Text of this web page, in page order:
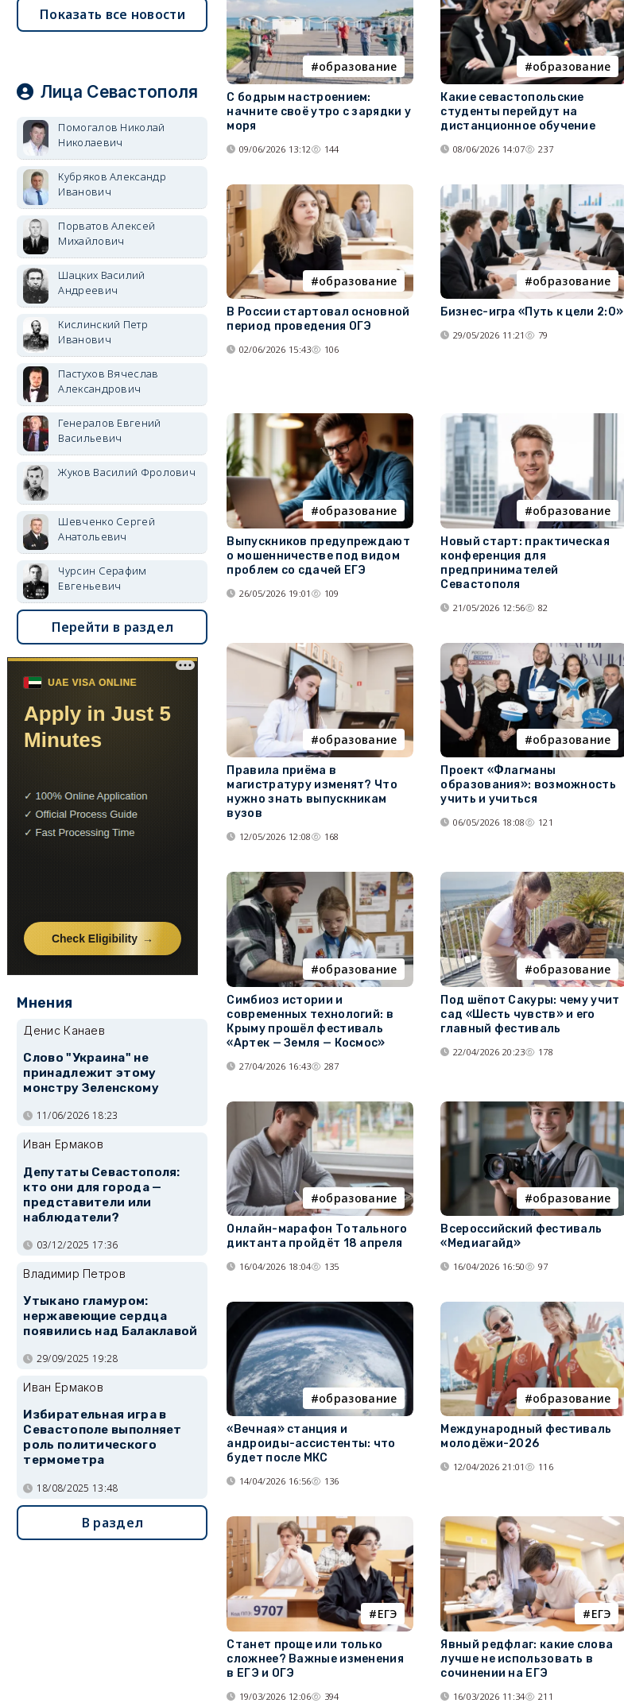
образование
С бодрым настроением:
начните своё утро с зарядки у
моря
09/06/2026 13:12 144
образование
Какие севастопольские
студенты перейдут на
дистанционное обучение
08/06/2026 14:07 237
образование
В России стартовал основной
период проведения ОГЭ
02/06/2026 15:43 106
образование
Бизнес-игра «Путь к цели 2:0»
29/05/2026 11:21 79
образование
Выпускников предупреждают
о мошенничестве под видом
проблем со сдачей ЕГЭ
26/05/2026 19:01 109
образование
Новый старт: практическая
конференция для
предпринимателей
Севастополя
21/05/2026 12:56 82
образование
Правила приёма в
магистратуру изменят? Что
нужно знать выпускникам
вузов
12/05/2026 12:08 168
образование
Проект «Флагманы
образования»: возможность
учить и учиться
06/05/2026 18:08 121
образование
Симбиоз истории и
современных технологий: в
Крыму прошёл фестиваль
«Артек — Земля — Космос»
27/04/2026 16:43 287
образование
Под шёпот Сакуры: чему учит
сад «Шесть чувств» и его
главный фестиваль
22/04/2026 20:23 178
образование
Онлайн-марафон Тотального
диктанта пройдёт 18 апреля
16/04/2026 18:04 135
образование
Всероссийский фестиваль
«Медиагайд»
16/04/2026 16:50 97
образование
«Вечная» станция и
андроиды-ассистенты: что
будет после МКС
14/04/2026 16:56 136
образование
Международный фестиваль
молодёжи-2026
12/04/2026 21:01 116
ЕГЭ
Станет проще или только
сложнее? Важные изменения
в ЕГЭ и ОГЭ
19/03/2026 12:06 394
ЕГЭ
Явный редфлаг: какие слова
лучше не использовать в
сочинении на ЕГЭ
16/03/2026 11:34 211
Показать все новости
Лица Севастополя
Помогалов Николай
Николаевич
Кубряков Александр
Иванович
Порватов Алексей
Михайлович
Шацких Василий
Андреевич
Кислинский Петр
Иванович
Пастухов Вячеслав
Александрович
Генералов Евгений
Васильевич
Жуков Василий Фролович
Шевченко Сергей
Анатольевич
Чурсин Серафим
Евгеньевич
Перейти в раздел
Мнения
Денис Канаев
Слово "Украина" не
принадлежит этому
монстру Зеленскому
11/06/2026 18:23
Иван Ермаков
Депутаты Севастополя:
кто они для города —
представители или
наблюдатели?
03/12/2025 17:36
Владимир Петров
Утыкано гламуром:
нержавеющие сердца
появились над Балаклавой
29/09/2025 19:28
Иван Ермаков
Избирательная игра в
Севастополе выполняет
роль политического
термометра
18/08/2025 13:48
В раздел